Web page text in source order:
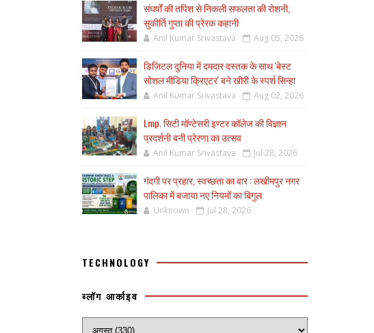
संघर्षों की तपिश से निकली सफलता की रोशनी,
सुकीर्ति गुप्ता की प्रेरक कहानी
Anil Kumar Srivastava Aug 05, 2026
डिजिटल दुनिया में दमदार दस्तक के साथ 'बेस्ट
सोशल मीडिया क्रिएटर' बने खीरी के स्पर्श सिन्हा
Anil Kumar Srivastava Aug 02, 2026
Lmp. सिटी मॉण्टेसरी इण्टर कॉलेज की विज्ञान
प्रदर्शनी बनी प्रेरणा का उत्सव
Anil Kumar Srivastava Jul 28, 2026
गंदगी पर प्रहार, स्वच्छता का वार : लखीमपुर नगर
पालिका में बजाया नए नियमों का बिगुल
Unknown Jul 28, 2026
TECHNOLOGY
ब्लॉग आर्काइव